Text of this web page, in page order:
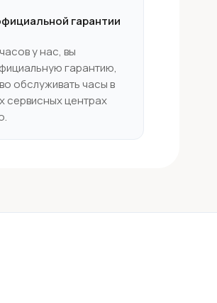
гарантии
у нас, вы
гарантию,
обслуживать часы в
сервисных центрах